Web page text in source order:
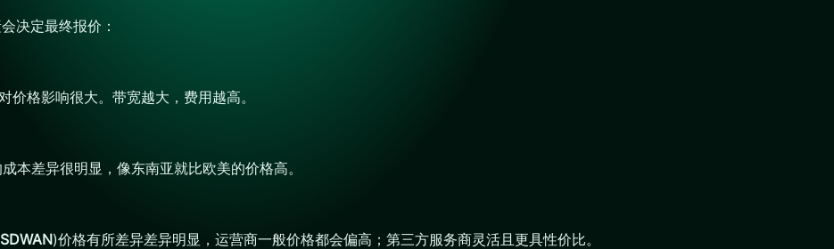
决定最终报价：
格影响很大。带宽越大，费用越高。
本差异很明显，像东南亚就比欧美的价格高。
)价格有所差异差异明显，运营商一般价格都会偏高；第三方服务商灵活且更具性价比。